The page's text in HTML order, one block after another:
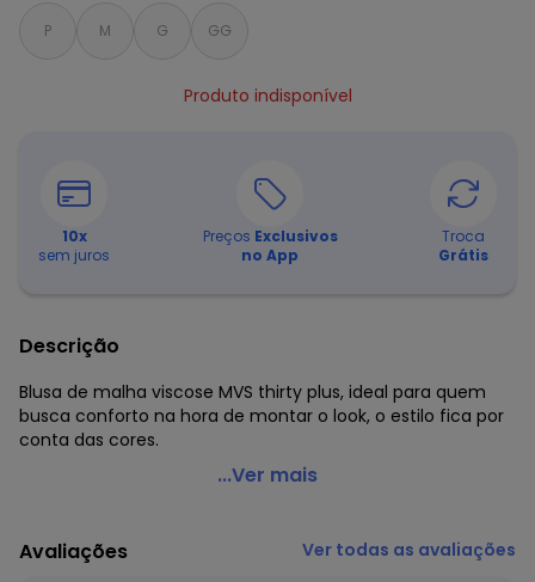
P M G GG
Produto indisponível
10x
sem juros
Preços Exclusivos
no App
Troca
Grátis
Descrição
Blusa de malha viscose MVS thirty plus, ideal para quem
busca conforto na hora de montar o look, o estilo fica por
conta das cores.
Lunender - Blusa Manga Longa Preto
Modelagem: Justa
Modelo: Reto/reta
...Ver mais
Avaliações Ver todas as avaliações